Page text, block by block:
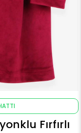
Fırfırlı